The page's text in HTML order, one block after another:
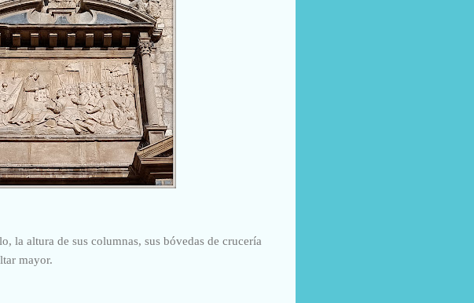
la altura de sus columnas, sus bóvedas de crucería
mayor.